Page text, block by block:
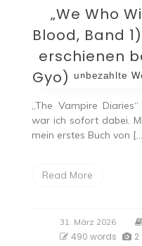
„We Who
Blood, Band
erschienen
Gyo) ᵘⁿᵇᵉᶻᵃʰˡᵗᵉ
„The Vampire
war ich sofort dabei.
mein erstes Buch von
Read More
31. März 2026
490 words
2